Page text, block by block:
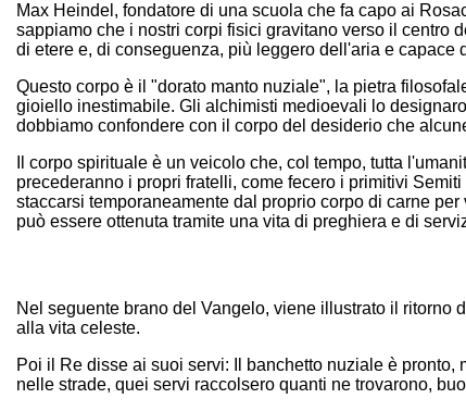
Max Heindel, fondatore di una scuola che fa capo ai
sappiamo che i nostri corpi fisici gravitano verso il centro
di etere e, di conseguenza, più leggero dell'aria e capace
Questo corpo è il "dorato manto nuziale", la pietra
gioiello inestimabile. Gli alchimisti medioevali lo
dobbiamo confondere con il corpo del desiderio che
Il corpo spirituale è un veicolo che, col tempo, tutta
precederanno i propri fratelli, come fecero i primitivi
staccarsi temporaneamente dal proprio corpo di carne
può essere ottenuta tramite una vita di preghiera e di
Nel seguente brano del Vangelo, viene illustrato il ritorno
alla vita celeste.
Poi il Re disse ai suoi servi: Il banchetto nuziale è
nelle strade, quei servi raccolsero quanti ne trovarono,